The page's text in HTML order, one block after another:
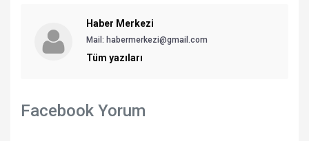
Haber Merkezi
Mail: habermerkezi@gmail.com
Tüm yazıları
Facebook Yorum